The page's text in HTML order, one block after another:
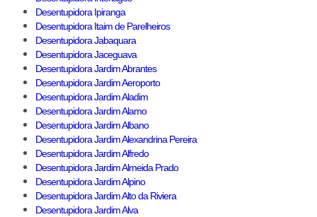
Desentupidora Ipiranga
Desentupidora Itaim de Parelheiros
Desentupidora Jabaquara
Desentupidora Jaceguava
Desentupidora Jardim Abrantes
Desentupidora Jardim Aeroporto
Desentupidora Jardim Aladim
Desentupidora Jardim Alamo
Desentupidora Jardim Albano
Desentupidora Jardim Alexandrina Pereira
Desentupidora Jardim Alfredo
Desentupidora Jardim Almeida Prado
Desentupidora Jardim Alpino
Desentupidora Jardim Alto da Riviera
Desentupidora Jardim Alva